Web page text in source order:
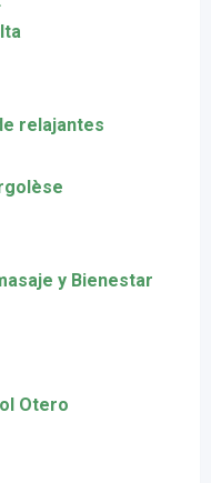
relajantes
y Bienestar
Otero